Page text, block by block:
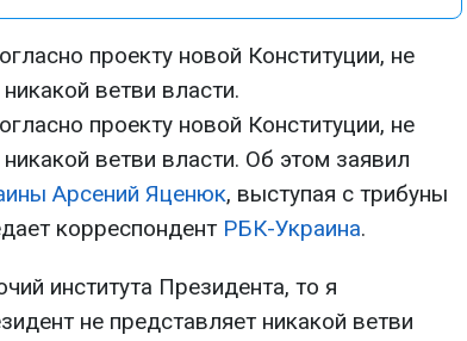
проекту новой Конституции, не
ветви власти.
проекту новой Конституции, не
ветви власти. Об этом заявил
Арсений Яценюк, выступая с трибуны
корреспондент РБК-Украина.
института Президента, то я
не представляет никакой ветви